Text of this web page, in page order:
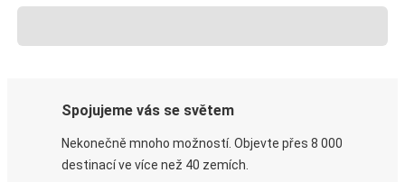
Spojujeme vás se světem
Nekonečně mnoho možností. Objevte přes 8 000
destinací ve více než 40 zemích.